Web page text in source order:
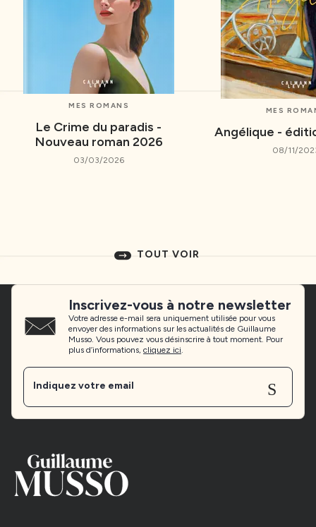
MES ROMANS
Le Crime du paradis -
Nouveau roman 2026
03/03/2026
MES
Angélique -
08/11/
TOUT VOIR
Inscrivez-vous à notre newsletter
Votre adresse e-mail sera uniquement utilisée pour vous
envoyer des informations sur les actualités de Guillaume
Musso. Vous pouvez vous désinscrire à tout moment. Pour
plus d’informations, cliquez ici
Indiquez votre email